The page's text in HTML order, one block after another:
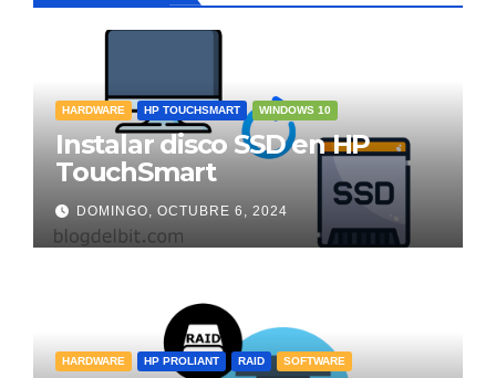
HARDWARE HP TOUCHSMART WINDOWS 10
Instalar disco SSD en HP
TouchSmart
DOMINGO, OCTUBRE 6, 2024
HARDWARE HP PROLIANT RAID SOFTWARE